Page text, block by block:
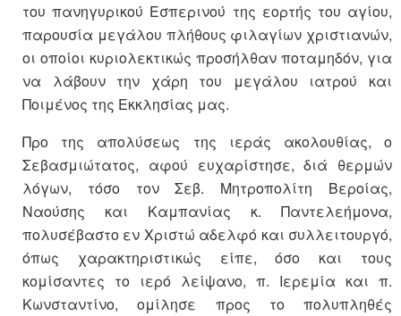
του πανηγυρικού Εσπερινού της εορτής του αγίου,
παρουσία μεγάλου πλήθους φιλαγίων χριστιανών,
οι οποίοι κυριολεκτικώς προσήλθαν ποταμηδόν, για
να λάβουν την χάρη του μεγάλου ιατρού και
Ποιμένος της Εκκλησίας μας.
Προ της απολύσεως της ιεράς ακολουθίας, ο
Σεβασμιώτατος, αφού ευχαρίστησε, διά θερμών
λόγων, τόσο τον Σεβ. Μητροπολίτη Βεροίας,
Ναούσης και Καμπανίας κ. Παντελεήμονα,
πολυσέβαστο εν Χριστώ αδελφό και συλλειτουργό,
όπως χαρακτηριστικώς είπε, όσο και τους
κομίσαντες το ιερό λείψανο, π. Ιερεμία και π.
Κωνσταντίνο, ομίλησε προς το πολυπληθές